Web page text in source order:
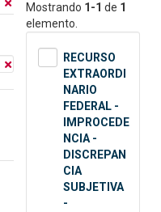
Mostrando 1-1 de 1
elemento.
RECURSO
EXTRAORDI
NARIO
FEDERAL -
IMPROCEDE
NCIA -
DISCREPAN
CIA
SUBJETIVA
-